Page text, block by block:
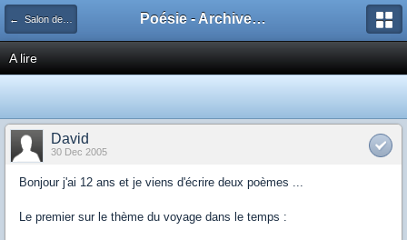
← Salon de publication principal Poésie - Archives de Toute La Poésie - 2005 - 2006
A lire
David
30 Dec 2005
Bonjour j'ai 12 ans et je viens d'écrire deux poèmes ...
Le premier sur le thème du voyage dans le temps :